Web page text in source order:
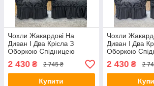
Чохли Жакардові На
Диван І Два Крісла З
Оборкою Спідницею
Захисні Щільні Kaspi
Туреччина Темно-сірий
колір
2 430 ₴ 2 745 ₴
Купити
Чохли
Диван І Два
Оборкою
Захисні Щільні
Туреччина
2 430₴ 2